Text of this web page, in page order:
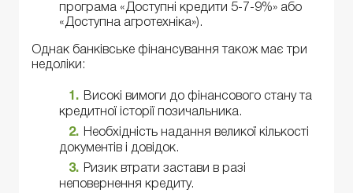
програма «Доступні кредити 5-7-9%» або
«Доступна агротехніка»).
Однак банківське фінансування також має три
недоліки:
Високі вимоги до фінансового стану та
кредитної історії позичальника.
Необхідність надання великої кількості
документів і довідок.
Ризик втрати застави в разі
неповернення кредиту.